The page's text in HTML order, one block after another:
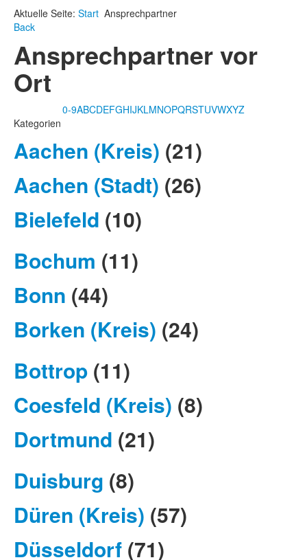
Aktuelle Seite: Start Ansprechpartner
Back
Ansprechpartner vor
Ort
0-9ABCDEFGHIJKLMNOPQRSTUVWXYZ
Kategorien
Aachen (Kreis) (21)
Aachen (Stadt) (26)
Bielefeld (10)
Bochum (11)
Bonn (44)
Borken (Kreis) (24)
Bottrop (11)
Coesfeld (Kreis) (8)
Dortmund (21)
Duisburg (8)
Düren (Kreis) (57)
Düsseldorf (71)